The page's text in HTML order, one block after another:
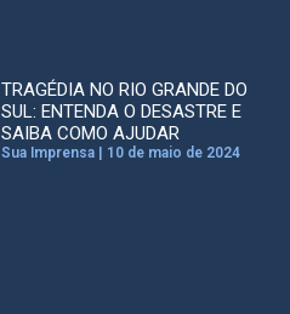
TRAGÉDIA NO RIO GRANDE DO
SUL: ENTENDA O DESASTRE E
SAIBA COMO AJUDAR
Sua Imprensa 10 de maio de 2024